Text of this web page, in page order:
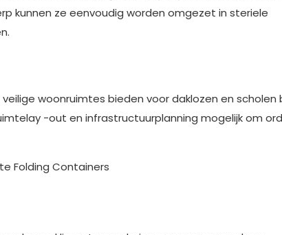
kunnen ze eenvoudig worden omgezet in steriele
woonruimtes bieden voor daklozen en scholen
-out en infrastructuurplanning mogelijk om